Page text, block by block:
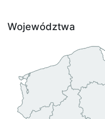
Województwa